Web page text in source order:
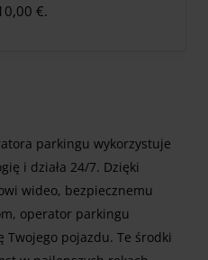
€.
parkingu wykorzystuje
i działa 24/7. Dzięki
wideo, bezpiecznemu
operator parkingu
pojazdu. Te środki